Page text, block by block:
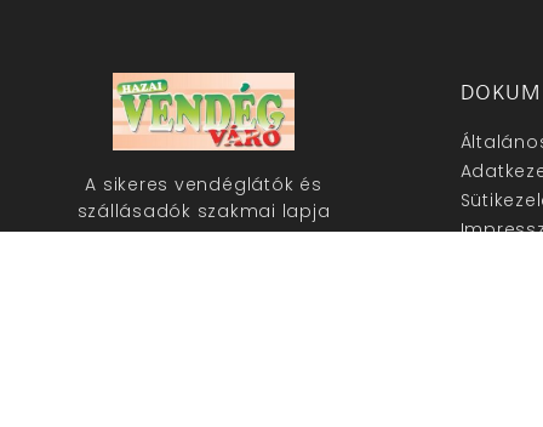
A sikeres vendéglátók és
szállásadók szakmai lapja